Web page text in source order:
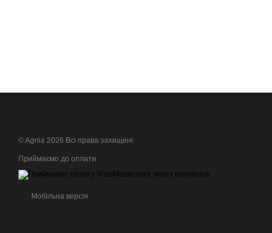
© Agnia 2026 Всі права захищені
Приймаємо до оплати
Мобільна версія